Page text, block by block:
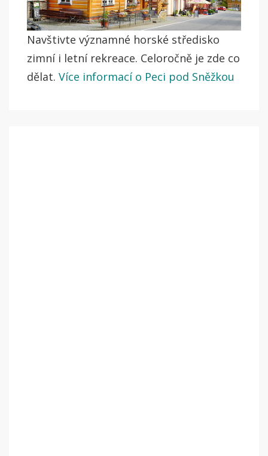
Navštivte významné horské středisko
zimní i letní rekreace. Celoročně je zde co
dělat. Více informací o Peci pod Sněžkou